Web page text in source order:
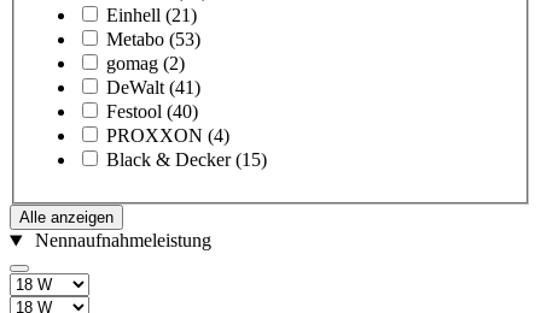
Einhell (21)
Metabo (53)
gomag (2)
DeWalt (41)
Festool (40)
PROXXON (4)
Black & Decker (15)
Alle anzeigen
Nennaufnahmeleistung